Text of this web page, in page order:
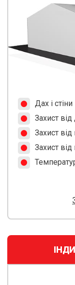
Дах і стіни
Захист
Захист
Захист